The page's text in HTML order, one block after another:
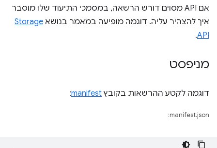
אם API מסוים דורש הרשאה, במסמכי התיעוד שלו מוסבר
איך להצהיר עליה. דוגמה מופיעה במאמר בנושא Storage
API
.
מניפסט
דוגמה לקטע ההרשאות בקובץmanifest
:
manifest.json: